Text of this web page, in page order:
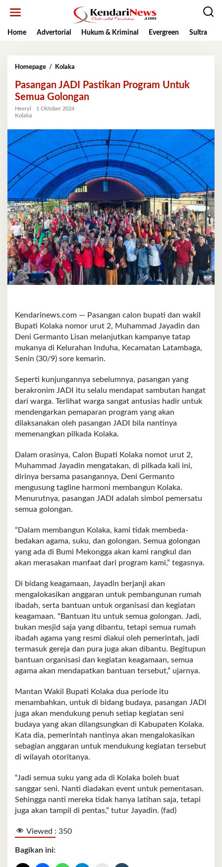
Home
Advertorial Hukum & Kriminal Evergreen Sultra
Homepage / Kolaka
Pastikan
Program
Untuk
Pasangan JADI Pastikan Program Untuk
Semua Golongan
Heeryl
1 Oktober 2024
Kolaka
Kendarinews.com — Pasangan calon bupati dan wakil
Bupati Kolaka nomor urut 2, Muhammad Jayadin dan
Deni Germanto Lisan melanjutkan kampanye tatap
mukanya di Kelurahan Induha, Kecamatan Latambaga,
Senin (30/9) sore kemarin.
Seperti kunjungannya sebelumnya, pasangan yang
berakronim JADI itu selalu mendapat sambutan hangat
dari warga. Terlihat warga sangat antusias hadir untuk
mendengarkan pemaparan program yang akan
dilaksanakan oleh pasangan JADI bila nantinya
memenangkan pilkada Kolaka.
Dalam orasinya, Calon Bupati Kolaka nomot urut 2,
Muhammad Jayadin mengatakan, di pilkada kali ini,
dirinya bersama pasangannya, Deni Germanto
mengusung tagline harmoni membangun Kolaka.
Menurutnya, pasangan JADI adalah simbol pemersatu
semua golongan.
“Dalam membangun Kolaka, kami tidak membeda-
bedakan agama, suku, dan golongan. Semua golongan
yang ada di Bumi Mekongga akan kami rangkul dan
akan merasakan manfaat dari program kami,” tegasnya.
Di bidang keagamaan, Jayadin berjanji akan
mengalokasikan anggaran untuk pembangunan rumah
ibadah, serta bantuan untuk organisasi dan kegiatan
keagamaan. “Bantuan itu untuk semua golongan. Jadi,
bukan mesjid saja yang dibantu, tetapi semua rumah
ibadah agama yang resmi diakui oleh pemerintah, jadi
termasuk gereja dan pura juga akan dibantu. Begitupun
bantuan organisasi dan kegiatan keagamaan, semua
agama akan mendapatkan bantuan tersebut,” ujarnya.
Mantan Wakil Bupati Kolaka dua periode itu
menambahkan, untuk di bidang budaya, pasangan JADI
juga akan mendukung penuh setiap kegiatan seni
budaya yang akan dilangsungkan di Kabupaten Kolaka.
Kata dia, pemerintah nantinya akan mengalokasikan
sebagian anggaran untuk mendukung kegiatan tersebut
di wilayah otoritanya.
“Jadi semua suku yang ada di Kolaka boleh buat
sanggar seni. Nanti diadakan event untuk pementasan.
Sehingga nanti mereka tidak hanya latihan saja, tetapi
juga akan tampil di pentas,” tutur Jayadin. (fad)
Viewed : 350
Bagikan ini: